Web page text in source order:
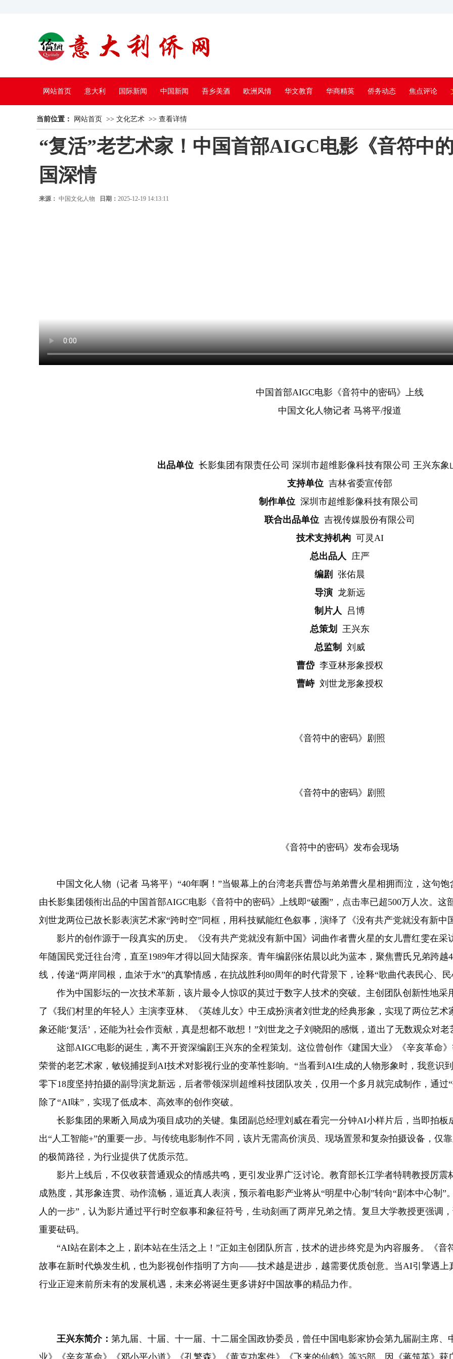
网站首页 意大利 国际新闻 中国新闻 吾乡美酒 欧洲风情 华文教育 华商精英 侨务动态 焦点评论
中国电视
当前位置： 网站首页 >> 文化艺术 >> 查看详情
“复活”老艺术家！中国首部AIGC电影《音符中
国深情
来源： 中国文化人物 日期： 2025-12-19 14:13:11
中国首部AIGC电影《音符中的密码》上线
中国文化人物记者 马将平/报道
出品单位 长影集团有限责任公司 深圳市超维影像科技有限公司 王兴东象
支持单位 吉林省委宣传部
制作单位深圳市超维影像科技有限公司
联合出品单位 吉视传媒股份有限公司
技术支持机构可灵AI
总出品人 庄严
编剧
张佑晨
导演 龙新远
制片人 吕博
总策划
王兴东
总监制
刘威
曹岱 李亚林形象授权
曹峙刘世龙形象授权
《音符中的密码》剧照
《音符中的密码》剧照
《音符中的密码》发布会现场
中国文化人物（记者 马将平）“40年啊！”当银幕上的台湾老兵曹岱与弟弟曹火星相拥而泣，这句饱
由长影集团领衔出品的中国首部AIGC电影《音符中的密码》上线即“破圈”，点击率已超500万人次。这
刘世龙两位已故长影表演艺术家“跨时空”同框，用科技赋能红色叙事，演绎了《没有共产党就没有新中
影片的创作源于一段真实的历史。《没有共产党就没有新中国》词曲作者曹火星的女儿曹红雯在采
年随国民党迁往台湾，直至1989年才得以回大陆探亲。青年编剧张佑晨以此为蓝本，聚焦曹氏兄弟跨越
线，传递“两岸同根，血浓于水”的真挚情感，在抗战胜利80周年的时代背景下，诠释“歌曲代表民心、民
作为中国影坛的一次技术革新，该片最令人惊叹的莫过于数字人技术的突破。主创团队创新性地采
了《我们村里的年轻人》主演李亚林、《英雄儿女》中王成扮演者刘世龙的经典形象，实现了两位艺
象还能‘复活’，还能为社会作贡献，真是想都不敢想！”刘世龙之子刘晓阳的感慨，道出了无数观众对老
这部AIGC电影的诞生，离不开资深编剧王兴东的全程策划。这位曾创作《建国大业》《辛亥革命》
荣誉的老艺术家，敏锐捕捉到AI技术对影视行业的变革性影响。“当看到AI生成的人物形象时，我意识
零下18度坚持拍摄的副导演龙新远，后者带领深圳超维科技团队攻关，仅用一个多月就完成制作，通
除了“AI味”，实现了低成本、高效率的创作突破。
长影集团的果断入局成为项目成功的关键。集团副总经理刘威在看完一分钟AI小样片后，当即拍板
出“人工智能+”的重要一步。与传统电影制作不同，该片无需高价演员、现场置景和复杂拍摄设备，仅
的极简路径，为行业提供了优质示范。
影片上线后，不仅收获普通观众的情感共鸣，更引发业界广泛讨论。教育部长江学者特聘教授厉震
成熟度，其形象连贯、动作流畅，逼近真人表演，预示着电影产业将从“明星中心制”转向“剧本中心制
人的一步”，认为影片通过平行时空叙事和象征符号，生动刻画了两岸兄弟之情。复旦大学教授更强调
重要砝码。
“AI站在剧本之上，剧本站在生活之上！”正如主创团队所言，技术的进步终究是为内容服务。《音
故事在新时代焕发生机，也为影视创作指明了方向——技术越是进步，越需要优质创意。当AI引擎遇上
行业正迎来前所未有的发展机遇，未来必将诞生更多讲好中国故事的精品力作。
王兴东简介： 第九届、十届、十一届、十二届全国政协委员，曾任中国电影家协会第九届副主席
业》《辛亥革命》《邓小平小道》《孔繁森》《黄克功案件》《飞来的仙鹤》等35部，因《蒋筑英》